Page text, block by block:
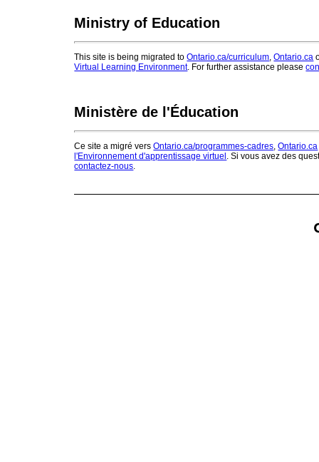
Ministry of Education
This site is being migrated toOntario.ca/curriculum ,Ontario.ca
Virtual Learning Environment. For further assistance please
Ministère de l'Éducation
Ce site a migré versOntario.ca/programmes-cadres ,Ontario.ca
l'Environnement d'apprentissage virtuel . Si vous avez des
contactez-nous